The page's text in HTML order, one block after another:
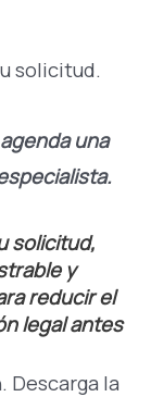
solicitud.
agenda una
solicitud,
y
reducir el
legal antes
Descarga la